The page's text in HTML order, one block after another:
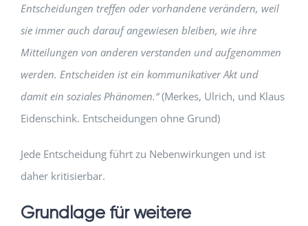
Entscheidungen treffen oder vorhandene verändern, weil
sie immer auch darauf angewiesen bleiben, wie ihre
Mitteilungen von anderen verstanden und aufgenommen
werden. Entscheiden ist ein kommunikativer Akt und
damit ein soziales Phänomen.“(Merkes, Ulrich, und Klaus
Eidenschink. Entscheidungen ohne Grund)
Jede Entscheidung führt zu Nebenwirkungen und ist
daher kritisierbar.
Grundlage für weitere